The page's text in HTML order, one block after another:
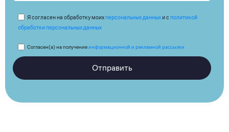
Я согласен на обработку моих персональных данныхи с политикой
обработки персональных данных
Согласен(а) на получениеинформационной и рекламной рассылки
Отправить